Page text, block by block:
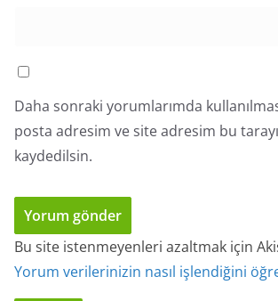
Daha sonraki yorumlarımda
posta adresim ve site adresim bu
kaydedilsin.
Bu site istenmeyenleri azaltmak için
Yorum verilerinizin nasıl işlendiğini